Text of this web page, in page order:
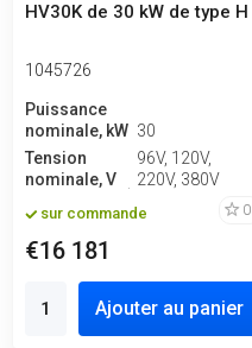
HV30K de 30 kW de type H
1045726
Puissance
nominale, kW 30
Tension
nominale, V
96V, 120V,
220V, 380V
sur commande 0
€16 181
Ajouter au panier